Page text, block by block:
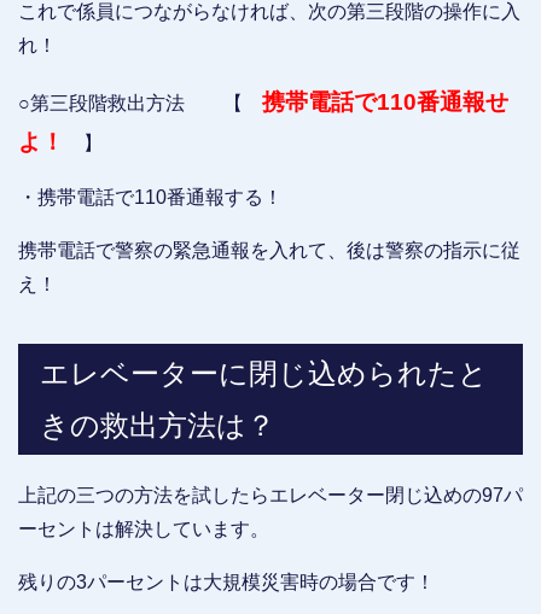
これで係員につながらなければ、次の第三段階の操作に入
れ！
○第三段階救出方法 【 携帯電話で110番通報せ
よ！
】
・携帯電話で110番通報する！
携帯電話で警察の緊急通報を入れて、後は警察の指示に従
え！
エレベーターに閉じ込められたと
きの救出方法は？
上記の三つの方法を試したらエレベーター閉じ込めの97パ
ーセントは解決しています。
残りの3パーセントは大規模災害時の場合です！